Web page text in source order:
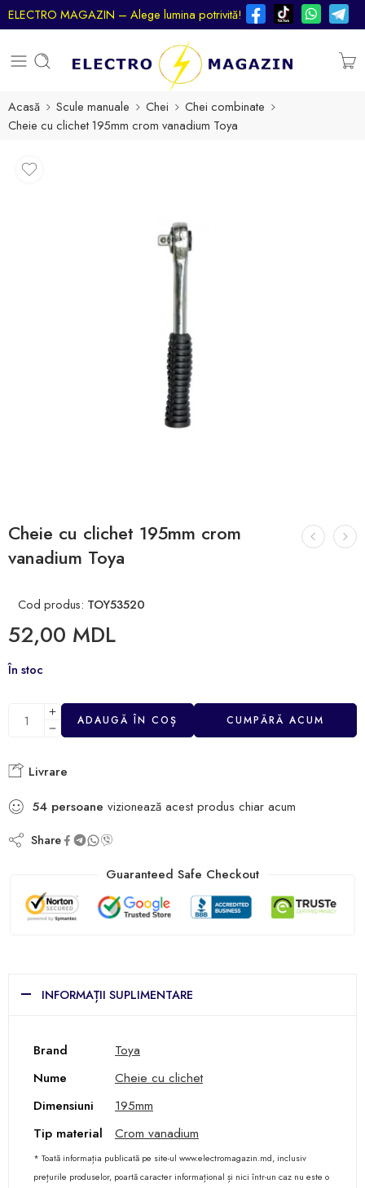
ELECTRO MAGAZIN – Alege lumina potrivită!
Acasă Scule manuale Chei
Chei combinate
Cheie cu clichet 195mm crom vanadium Toya
Cheie cu clichet 195mm crom
vanadium Toya
Cod produs: TOY53520
52,00 MDL
În stoc
ADAUGĂ ÎN COȘ CUMPĂRĂ ACUM
Livrare
54 persoane vizionează acest produs chiar acum
Share
Guaranteed Safe Checkout
INFORMAȚII SUPLIMENTARE
Brand
Toya
Nume
Cheie cu clichet
Dimensiuni
195mm
Tip material
Crom vanadium
* Toată informația publicată pe site-ul www.electromagazin.md, inclusiv
prețurile produselor, poartă caracter informațional și nici într-un caz nu este o